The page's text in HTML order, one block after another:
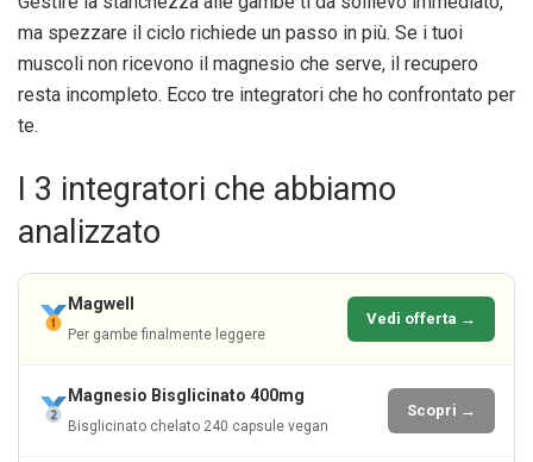
ma spezzare il ciclo richiede un passo in più. Se i tuoi
muscoli non ricevono il magnesio che serve, il recupero
resta incompleto. Ecco tre integratori che ho confrontato per
te.
I 3 integratori che abbiamo
analizzato
Magwell
Per gambe finalmente leggere
Vedi offerta →
Magnesio Bisglicinato 400mg
Bisglicinato chelato 240 capsule vegan
Scopri →